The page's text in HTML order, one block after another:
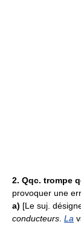
2. Qqc. trompe
provoquer une
a) [Le suj.
conducteurs La